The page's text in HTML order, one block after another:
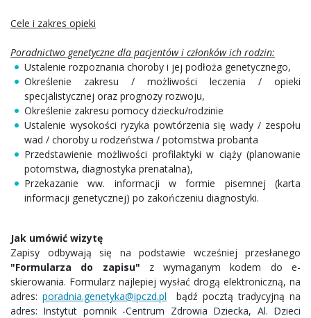
Cele i zakres opieki
Poradnictwo genetyczne dla pacjentów i członków ich rodzin:
Ustalenie rozpoznania choroby i jej podłoża genetycznego,
Określenie zakresu / możliwości leczenia / opieki
specjalistycznej oraz prognozy rozwoju,
Określenie zakresu pomocy dziecku/rodzinie
Ustalenie wysokości ryzyka powtórzenia się wady / zespołu
wad / choroby u rodzeństwa / potomstwa probanta
Przedstawienie możliwości profilaktyki w ciąży (planowanie
potomstwa, diagnostyka prenatalna),
Przekazanie ww. informacji w formie pisemnej (karta
informacji genetycznej) po zakończeniu diagnostyki.
Jak umówić wizytę
Zapisy odbywają się na podstawie wcześniej przesłanego
"Formularza do zapisu" z wymaganym kodem do e-
skierowania. Formularz najlepiej wysłać drogą elektroniczną, na
adres: poradnia.genetyka@ipczd.pl bądź pocztą tradycyjną na
adres: Instytut pomnik -Centrum Zdrowia Dziecka, Al. Dzieci